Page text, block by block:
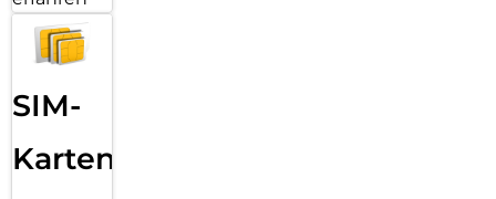
SIM-
Karten